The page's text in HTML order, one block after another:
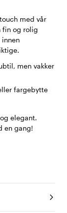
med vår
fin og rolig
men vakker
fargebytte
elegant.
en gang!